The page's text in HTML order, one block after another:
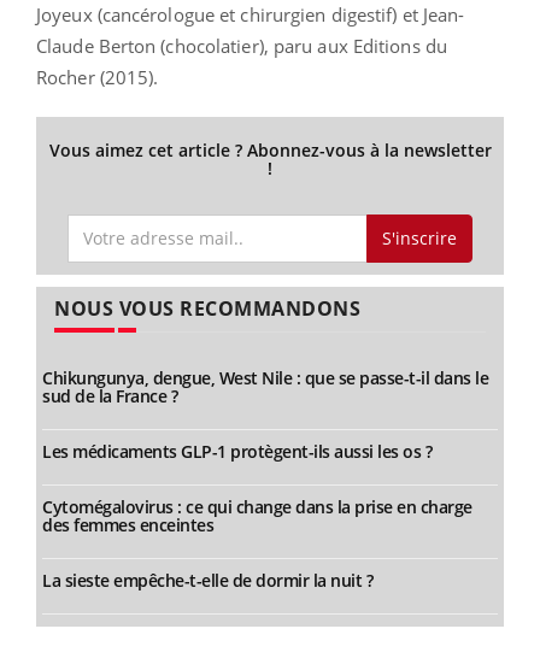
Joyeux (cancérologue et chirurgien digestif) et Jean-
Claude Berton (chocolatier), paru aux Editions du
Rocher (2015).
Vous aimez cet article ? Abonnez-vous à la newsletter
!
S'inscrire
NOUS VOUS RECOMMANDONS
Chikungunya, dengue, West Nile : que se passe-t-il dans le
sud de la France ?
Les médicaments GLP-1 protègent-ils aussi les os ?
Cytomégalovirus : ce qui change dans la prise en charge
des femmes enceintes
La sieste empêche-t-elle de dormir la nuit ?